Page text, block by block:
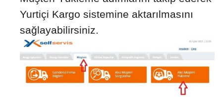
Yurtiçi Kargo sistemine aktarılmasını
sağlayabilirsiniz.